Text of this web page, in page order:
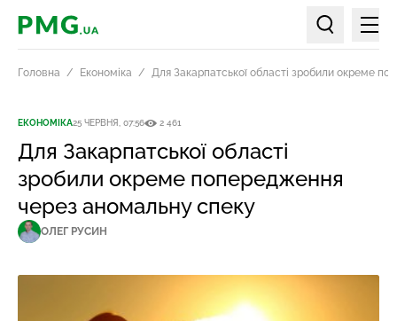
PMG.ua
Пошук по
Головна Економіка Для Закарпатської області зробили окреме
ЕКОНОМІКА25 ЧЕРВНЯ, 07:56 2 461
Для Закарпатської області
зробили окреме попередження
через аномальну спеку
ОЛЕГ РУСИН